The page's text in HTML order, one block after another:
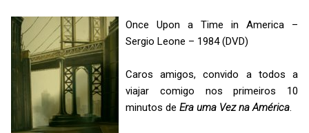
Once Upon a Time in America –
Sergio Leone – 1984 (DVD)
Caros amigos, convido a todos a
viajar comigo nos primeiros 10
minutos de Era uma Vez na América.